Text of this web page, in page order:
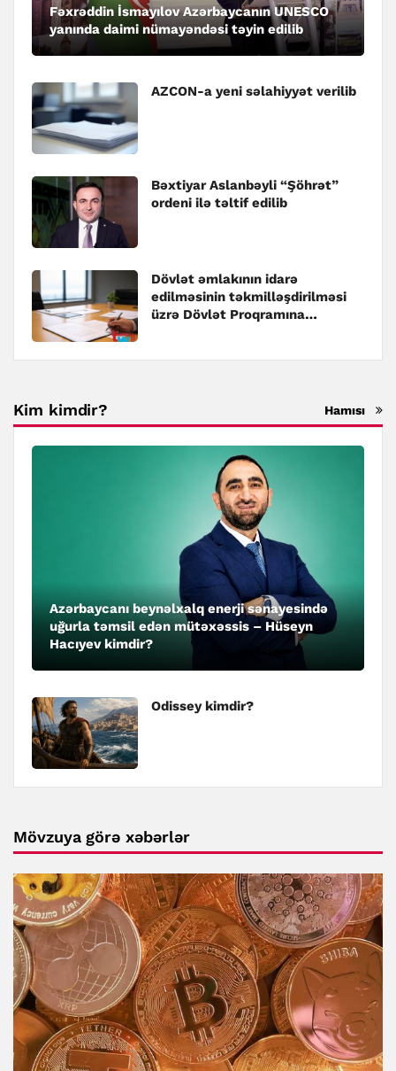
Fəxrəddin İsmayılov Azərbaycanın UNESCO
yanında daimi nümayəndəsi təyin edilib
AZCON-a yeni səlahiyyət verilib
Bəxtiyar Aslanbəyli “Şöhrət”
ordeni ilə təltif edilib
Dövlət əmlakının idarə
edilməsinin təkmilləşdirilməsi
üzrə Dövlət Proqramına
Kim kimdir? Hamısı
Azərbaycanı beynəlxalq enerji sənayesində
uğurla təmsil edən mütəxəssis – Hüseyn
Hacıyev kimdir?
Odissey kimdir?
Mövzuya görə xəbərlər